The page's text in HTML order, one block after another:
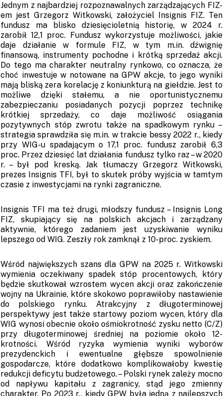
Jednym z najbardziej rozpoznawalnych zarządzających FIZ-
em jest Grzegorz Witkowski, założyciel Insignis FIZ. Ten
fundusz ma blisko dziesięcioletnią historię, w 2024 r.
zarobił 12,1 proc. Fundusz wykorzystuje możliwości, jakie
daje działanie w formule FIZ, w tym m.in. dźwignię
finansową, instrumenty pochodne i krótką sprzedaż akcji.
Do tego ma charakter neutralny rynkowo, co oznacza, że
choć inwestuje w notowane na GPW akcje, to jego wyniki
mają bliską zera korelację z koniunkturą na giełdzie. Jest to
możliwe dzięki stałemu, a nie oportunistycznemu
zabezpieczaniu posiadanych pozycji poprzez technikę
krótkiej sprzedaży, co daje możliwość osiągania
pozytywnych stóp zwrotu także na spadkowym rynku –
strategia sprawdziła się m.in. w trakcie bessy 2022 r., kiedy
przy WIG-u spadającym o 17,1 proc. fundusz zarobił 6,3
proc. Przez dziesięć lat działania fundusz tylko raz – w 2020
r. – był pod kreską. Jak tłumaczy Grzegorz Witkowski,
prezes Insignis TFI, był to skutek próby wyjścia w tamtym
czasie z inwestycjami na rynki zagraniczne.
Insignis TFI ma też drugi, młodszy fundusz – Insignis Long
FIZ, skupiający się na polskich akcjach i zarządzany
aktywnie, którego zadaniem jest uzyskiwanie wyniku
lepszego od WIG. Zeszły rok zamknął z 10-proc. zyskiem.
Wśród największych szans dla GPW na 2025 r. Witkowski
wymienia oczekiwany spadek stóp procentowych, który
będzie skutkował wzrostem wycen akcji oraz zakończenie
wojny na Ukrainie, które skokowo poprawiłoby nastawienie
do polskiego rynku. Atrakcyjny z długoterminowej
perspektywy jest także startowy poziom wycen, który dla
WIG wynosi obecnie około ośmiokrotność zysku netto (C/Z)
przy długoterminowej średniej na poziomie około 12-
krotności. Wśród ryzyka wymienia wyniki wyborów
prezydenckich i ewentualne głębsze spowolnienie
gospodarcze, które dodatkowo komplikowałoby kwestię
redukcji deficytu budżetowego. – Polski rynek zależy mocno
od napływu kapitału z zagranicy, stąd jego zmienny
charakter. Po 2023 r., kiedy GPW była jedną z najlepszych